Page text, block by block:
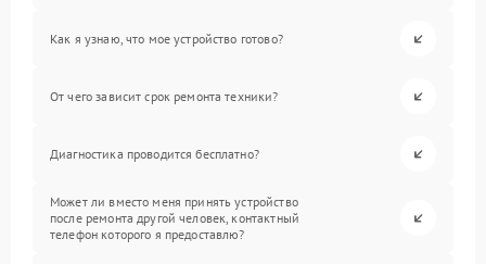
Как я узнаю, что мое устройство готово?
От чего зависит срок ремонта техники?
Диагностика проводится бесплатно?
Может ли вместо меня принять устройство
после ремонта другой человек, контактный
телефон которого я предоставлю?